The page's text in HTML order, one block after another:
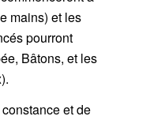
mains) et les
pourront
Bâtons, et les
et de